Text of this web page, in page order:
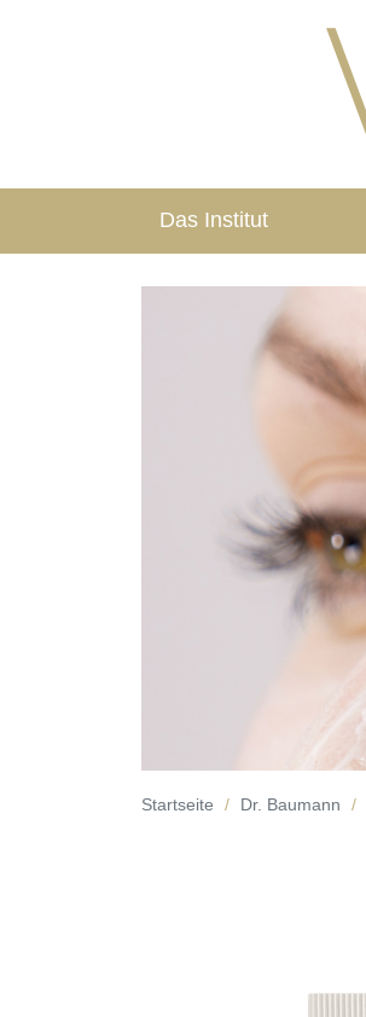
Das Institut
Startseite Dr. Baumann